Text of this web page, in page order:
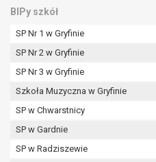
BIPy szkół
SP Nr 1 w Gryfinie
SP Nr 2 w Gryfinie
SP Nr 3 w Gryfinie
Szkoła Muzyczna w Gryfinie
SP w Chwarstnicy
SP w Gardnie
SP w Radziszewie